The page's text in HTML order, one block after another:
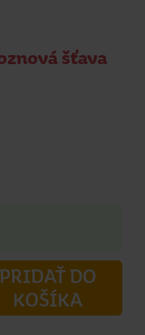
šťava
PRIDAŤ DO
KOŠÍKA